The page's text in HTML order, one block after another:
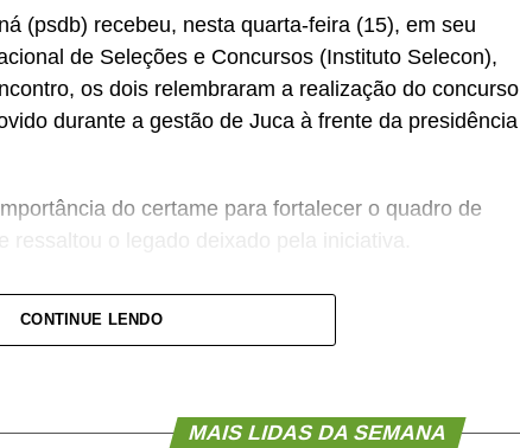
(psdb) recebeu, nesta quarta-feira (15), em seu
de Seleções e Concursos (Instituto Selecon),
os dois relembraram a realização do concurso
durante a gestão de Juca à frente da presidência
do certame para fortalecer o quadro de
ressaltou o legado deixado pela iniciativa.
esse concurso para atender a população cuiabana e
mato-grossenses, o parlamento mais antigo do
provimento de vagas e formação de cadastro de
CONTINUE LENDO
MAIS LIDAS DA SEMANA